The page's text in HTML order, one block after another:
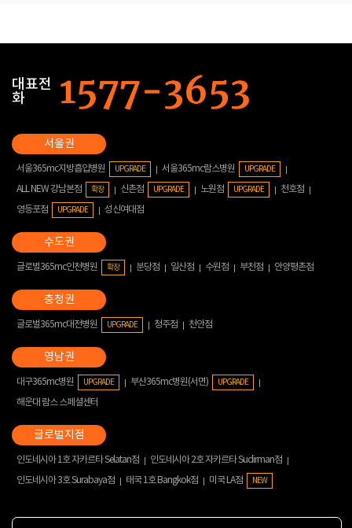
대표전
화
서울365mc지방흡입병원 UPGRADE 서울365mc람스병원 UPGRADE
ALL NEW 강남본점 확장 신촌점 UPGRADE 노원점 UPGRADE
천호점
영등포점
UPGRADE 성신여대점
글로벌365mc인천병원 확장 분당점 일산점 수원점 부천점 안양평촌점
글로벌365mc대전병원 UPGRADE 청주점 천안점
대구365mc병원 UPGRADE 부산365mc병원(서면) UPGRADE
해운대 람스 스페셜센터
인도네시아 1호 자카르타 Selatan점
인도네시아 2호 자카르타 Sudirman점
인도네시아 3호 Surabaya점
태국 1호 Bangkok점 미국 LA점 NEW